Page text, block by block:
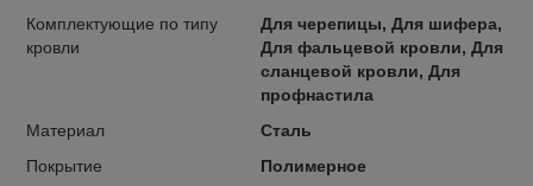
Комплектующие по типу
кровли
Для черепицы, Для шифера,
Для фальцевой кровли, Для
сланцевой кровли, Для
профнастила
Материал
Сталь
Покрытие
Полимерное